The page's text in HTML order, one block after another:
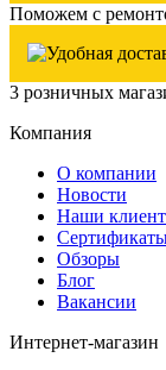
Поможем с
3 розничных
Компания
О компании
Новости
Наши
Обзоры
Блог
Вакансии
Интернет-магазин